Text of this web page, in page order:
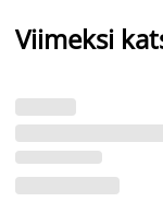
Viimeksi